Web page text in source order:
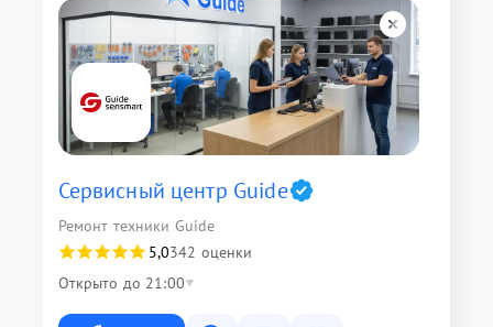
Сервисный центр Guide
Ремонт техники Guide
5,0342 оценки
Открыто до 21:00